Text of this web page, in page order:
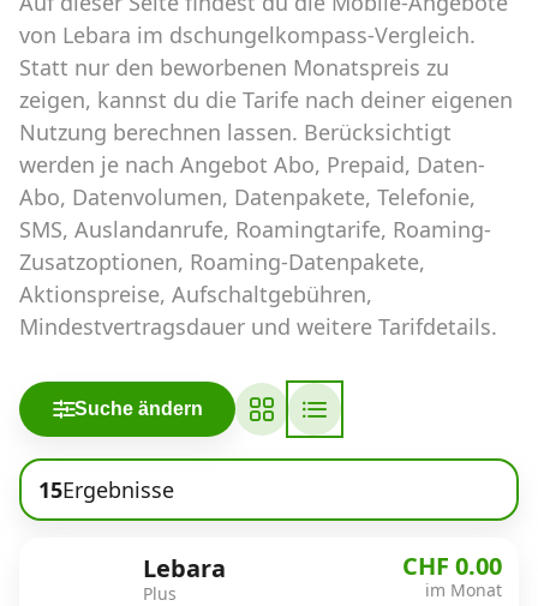
Abos für Tablets, Hotspots und Smart
Watches
Tarifrechner Handy-Abo
Der gute alte Tarifrechner im neuen Design
Infos
Alle Anbieter
Mobilfunknetz Schweiz
Handy-Abo-Aktionen
wechseln
Alle Mobile-Vergleiche
von Lebara im dschungelkompass-Vergleich.
Statt nur den beworbenen Monatspreis zu
zeigen, kannst du die Tarife nach deiner eigenen
Nutzung berechnen lassen. Berücksichtigt
werden je nach Angebot Abo, Prepaid, Daten-
Abo, Datenvolumen, Datenpakete, Telefonie,
SMS, Auslandanrufe, Roamingtarife, Roaming-
Zusatzoptionen, Roaming-Datenpakete,
Aktionspreise, Aufschaltgebühren,
Mindestvertragsdauer und weitere Tarifdetails.
Suche ändern
15Ergebnisse
Lebara
Plus
CHF 0.00
im Monat